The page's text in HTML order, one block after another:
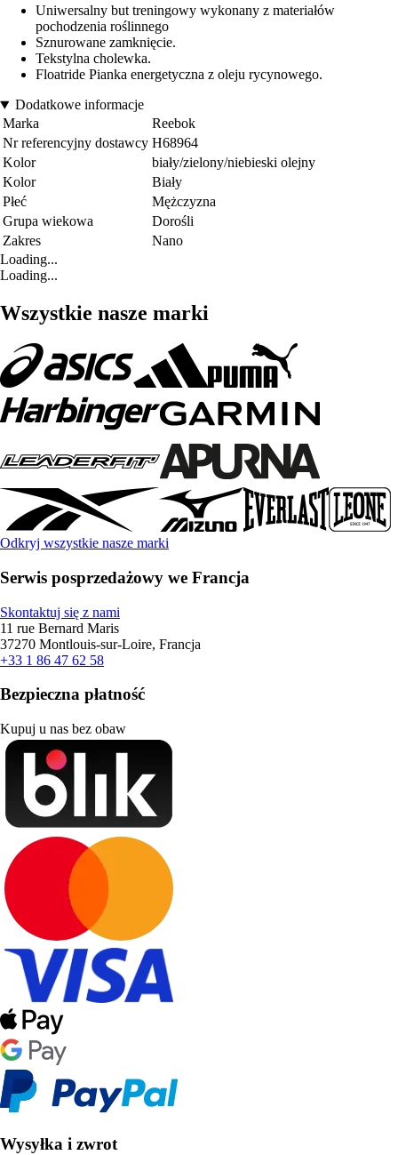
Uniwersalny but treningowy wykonany z materiałów
pochodzenia roślinnego
Sznurowane zamknięcie.
Tekstylna cholewka.
Floatride Pianka energetyczna z oleju rycynowego.
Dodatkowe informacje
Marka
Reebok
Nr referencyjny dostawcy H68964
Kolor
biały/zielony/niebieski olejny
Kolor
Biały
Płeć
Mężczyzna
Grupa wiekowa
Dorośli
Zakres
Nano
Loading...
Loading...
Wszystkie nasze marki
Odkryj wszystkie nasze marki
Serwis posprzedażowy we Francja
Skontaktuj się z nami
11 rue Bernard Maris
37270 Montlouis-sur-Loire, Francja
+33 1 86 47 62 58
Bezpieczna płatność
Kupuj u nas bez obaw
Wysyłka i zwrot